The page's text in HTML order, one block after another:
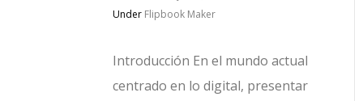
Under Flipbook Maker
Introducción En el mundo actual
centrado en lo digital, presentar